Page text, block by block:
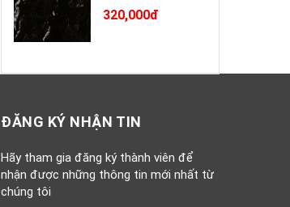
320,000đ
ĐĂNG KÝ NHẬN TIN
Hãy tham gia đăng ký thành viên để
nhận được những thông tin mới nhất từ
chúng tôi